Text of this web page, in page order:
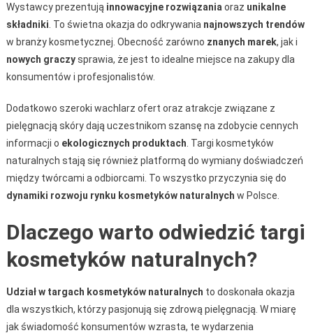
Wystawcy prezentują innowacyjne rozwiązania oraz unikalne
składniki . To świetna okazja do odkrywania najnowszych trendów
w branży kosmetycznej. Obecność zarówno znanych marek, jak i
nowych graczysprawia, że jest to idealne miejsce na zakupy dla
konsumentów i profesjonalistów.
Dodatkowo szeroki wachlarz ofert oraz atrakcje związane z
pielęgnacją skóry dają uczestnikom szansę na zdobycie cennych
informacji o ekologicznych produktach . Targi kosmetyków
naturalnych stają się również platformą do wymiany doświadczeń
między twórcami a odbiorcami. To wszystko przyczynia się do
dynamiki rozwoju rynku kosmetyków naturalnych w Polsce.
Dlaczego warto odwiedzić targi
kosmetyków naturalnych?
Udział w targach kosmetyków naturalnych to doskonała okazja
dla wszystkich, którzy pasjonują się zdrową pielęgnacją. W miarę
jak świadomość konsumentów wzrasta, te wydarzenia